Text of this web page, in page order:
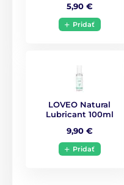
5,90 €
Pridať
LOVEO Natural
Lubricant 100ml
9,90 €
Pridať